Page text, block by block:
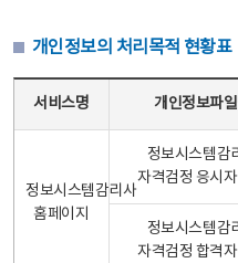
개인정보의 처리목적 현황표
서비스명 개인정보파
정보시스템감리사
홈페이지
정보시스템감
자격검정 응시
정보시스템감
자격검정 합격